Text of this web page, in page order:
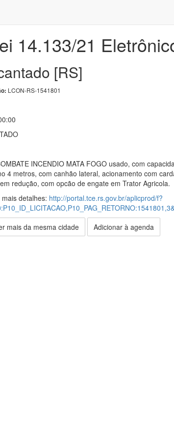
14.133/21
[RS]
LCON-RS-1541801
INCENDIO MATA FOGO usado, com
4 metros, com canhão lateral, acionamento com
redução, com opcão de engate em Trator Agricola.
detalhes: http://portal.tce.rs.gov.br/aplicprod/f?
mais da mesma cidade Adicionar à agenda